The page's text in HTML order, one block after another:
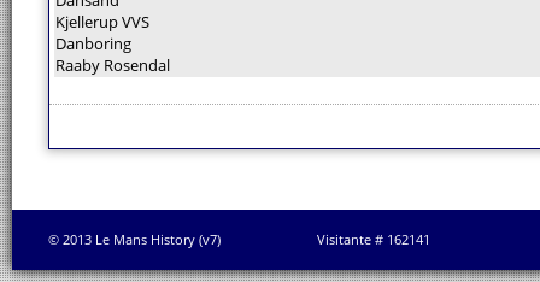
Kjellerup VVS
Danboring
Raaby Rosendal
© 2013 Le Mans History (v7) Visitante # 162141